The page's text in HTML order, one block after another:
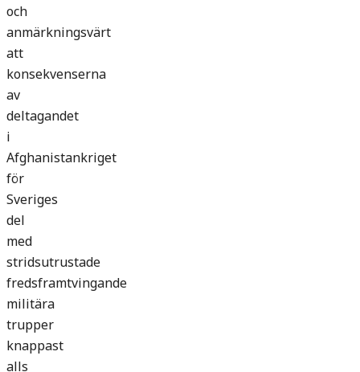
och
anmärkningsvärt
att
konsekvenserna
av
deltagandet
i
Afghanistankriget
för
Sveriges
del
med
stridsutrustade
fredsframtvingande
militära
trupper
knappast